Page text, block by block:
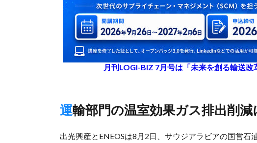
月刊LOGI-BIZ 7月号は「未来を創る輸送
運輸部門の温室効果ガス排出削
出光興産とENEOSは8月2日、サウジアラビアの国営石